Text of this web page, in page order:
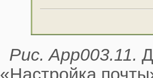
Рис. App003.11.
«Настройка